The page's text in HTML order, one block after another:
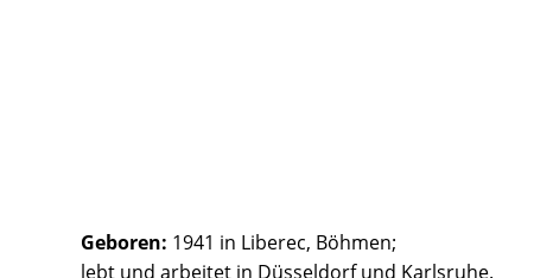
Geboren: 1941 in Liberec, Böhmen;
lebt und arbeitet in Düsseldorf und Karlsruhe.